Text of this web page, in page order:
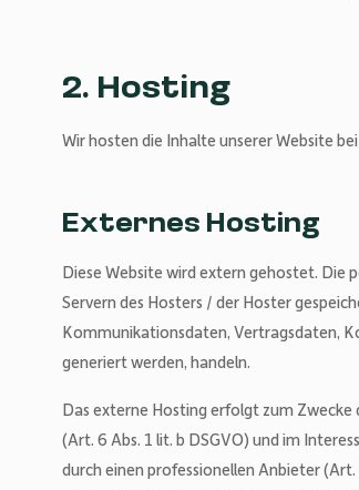
2. Hosting
Wir hosten die Inhalte unserer Website
Externes Hosting
Diese Website wird extern gehostet. Die
Servern des Hosters / der Hoster
Kommunikationsdaten, Vertragsdaten,
generiert werden, handeln.
Das externe Hosting erfolgt zum
(Art. 6 Abs. 1 lit. b DSGVO) und im
durch einen professionellen Anbieter